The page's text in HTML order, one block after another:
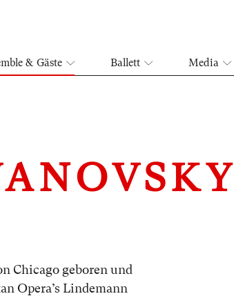
& Gäste Ballett Media
Chicago geboren und
Opera’s Lindemann